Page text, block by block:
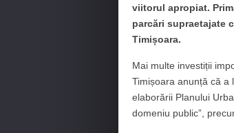
viitorul apropiat.
parcări supraetajate
Timișoara.
Mai multe investiții
Timișoara anunță că a
elaborării Planului
domeniu public”,